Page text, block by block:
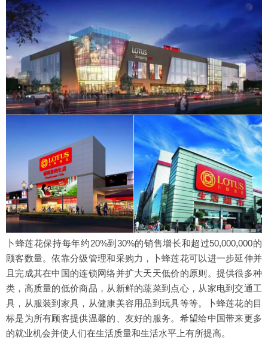
卜蜂莲花保持每年约20%到30%的销售增长和超过50,000,000的
顾客数量。依靠分级管理和采购力，卜蜂莲花可以进一步延伸并
且完成其在中国的连锁网络并扩大天天低价的原则。提供很多种
类，高质量的低价商品，从新鲜的蔬菜到点心，从家电到交通工
具，从服装到家具，从健康美容用品到玩具等等。卜蜂莲花的目
标是为所有顾客提供温馨的、友好的服务。希望给中国带来更多
的就业机会并使人们在生活质量和生活水平上有所提高。